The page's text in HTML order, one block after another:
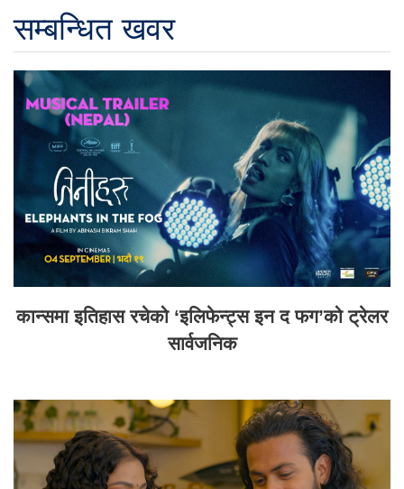
सम्बन्धित खवर
कान्समा इतिहास रचेको ‘इलिफेन्ट्स इन द फग’को ट्रेलर
सार्वजनिक